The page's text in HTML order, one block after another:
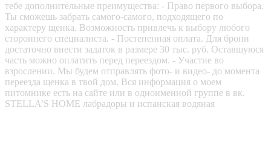
тебе дополнительные преимущества: - Право первого выбора.
Ты сможешь забрать самого-самого, подходящего по
характеру щенка. Возможность привлечь к выбору любого
стороннего специалиста. - Постепенная оплата. Для брони
достаточно внести задаток в размере 30 тыс. руб. Оставшуюся
часть можно оплатить перед переездом. - Участие во
взрослении. Мы будем отправлять фото- и видео- до момента
переезда щенка в твой дом. Вся информация о моем
питомнике есть на сайте или в одноименной группе в вк.
STELLA’S HOME лабрадоры и испанская водяная